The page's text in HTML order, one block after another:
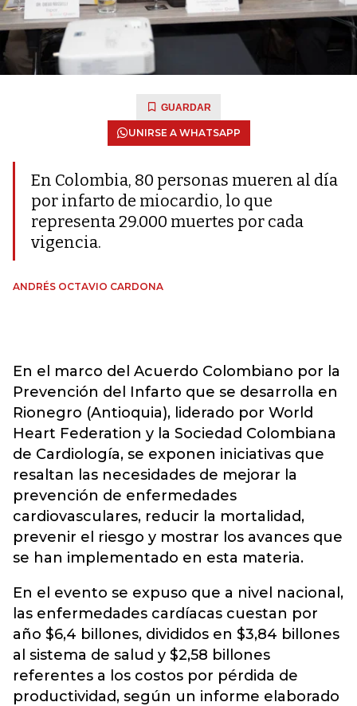
GUARDAR
UNIRSE A WHATSAPP
En Colombia, 80 personas mueren al día
por infarto de miocardio, lo que
representa 29.000 muertes por cada
vigencia.
ANDRÉS OCTAVIO CARDONA
En el marco del Acuerdo Colombiano por la
Prevención del Infarto que se desarrolla en
Rionegro (Antioquia), liderado por World
Heart Federation y la Sociedad Colombiana
de Cardiología, se exponen iniciativas que
resaltan las necesidades de mejorar la
prevención de enfermedades
cardiovasculares, reducir la mortalidad,
prevenir el riesgo y mostrar los avances que
se han implementado en esta materia.
En el evento se expuso que a nivel nacional,
las enfermedades cardíacas cuestan por
año $6,4 billones, divididos en $3,84 billones
al sistema de salud y $2,58 billones
referentes a los costos por pérdida de
productividad, según un informe elaborado